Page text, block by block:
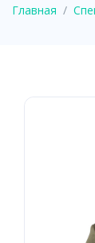
Главная